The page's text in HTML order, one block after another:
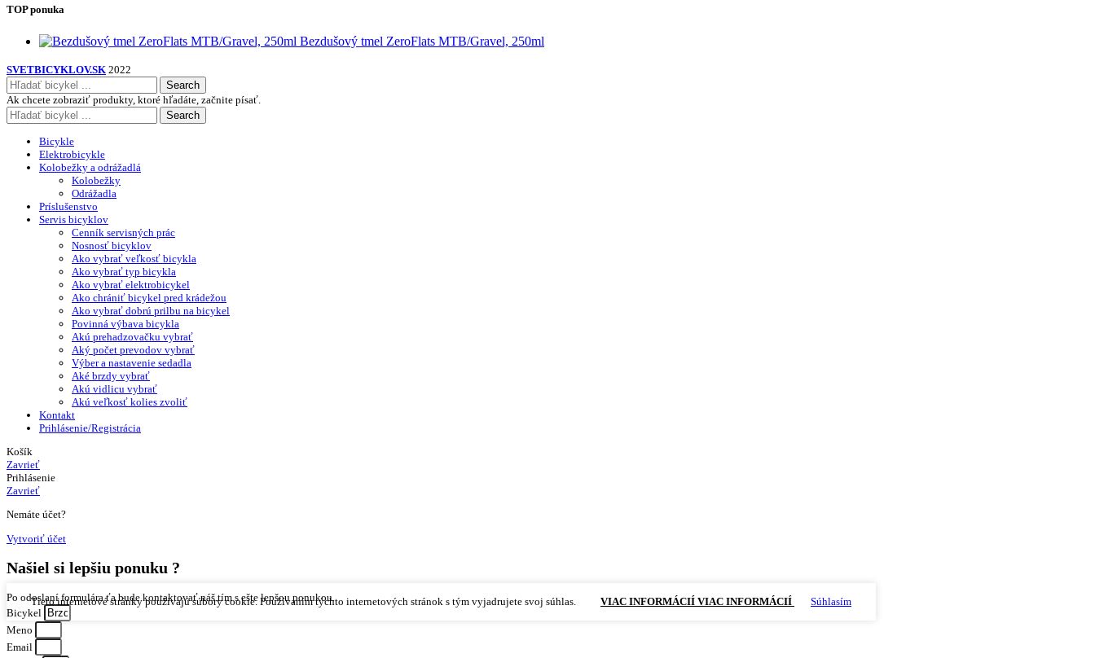
TOP ponuka
Bezdušový tmel ZeroFlats MTB/Gravel, 250ml
SVETBICYKLOV.SK 2022
Search
Ak chcete zobraziť produkty, ktoré hľadáte, začnite písať.
Search
Bicykle
Elektrobicykle
Kolobežky a odrážadlá
Kolobežky
Odrážadla
Príslušenstvo
Servis bicyklov
Cenník servisných prác
Nosnosť bicyklov
Ako vybrať veľkosť bicykla
Ako vybrať typ bicykla
Ako vybrať elektrobicykel
Ako chrániť bicykel pred krádežou
Ako vybrať dobrú prilbu na bicykel
Povinná výbava bicykla
Akú prehadzovačku vybrať
Aký počet prevodov vybrať
Výber a nastavenie sedadla
Aké brzdy vybrať
Akú vidlicu vybrať
Akú veľkosť kolies zvoliť
Kontakt
Prihlásenie/Registrácia
Košík
Zavrieť
Prihlásenie
Zavrieť
Nemáte účet?
Vytvoriť účet
Tieto internetové stránky používajú súbory cookie. Používaním týchto internetových stránok s tým vyjadrujete svoj súhlas. VIAC INFORMÁCIÍ VIAC INFORMÁCIÍ Súhlasím
Našiel si lepšiu ponuku ?
Po odoslaní formulára ťa bude kontaktovať náš tím s ešte lepšou ponukou.
Bicykel
Meno
Email